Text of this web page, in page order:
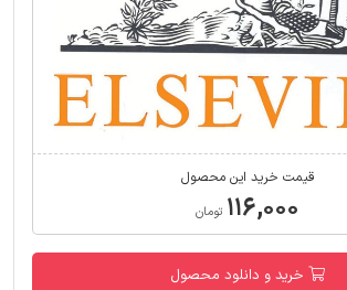
قیمت خرید این محصول
۱۱۶,۰۰۰ تومان
خرید و دانلود محصول